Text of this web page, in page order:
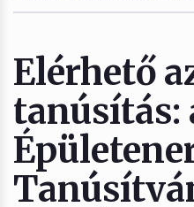
Elérhető
tanúsítás: